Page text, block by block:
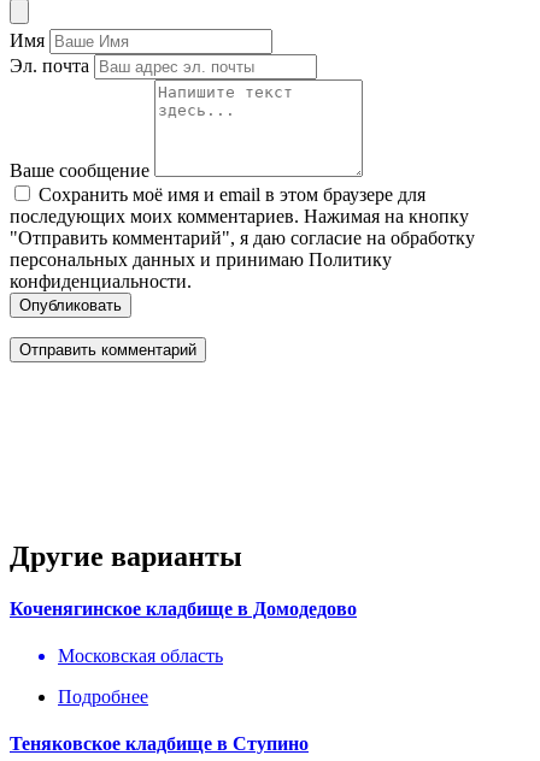
Имя
Эл. почта
Ваше сообщение
Сохранить моё имя и email в этом браузере для
последующих моих комментариев. Нажимая на кнопку
"Отправить комментарий", я даю согласие на обработку
персональных данных и принимаю Политику
конфиденциальности.
Опубликовать
Другие варианты
Коченягинское кладбище в Домодедово
Московская область
Подробнее
Теняковское кладбище в Ступино